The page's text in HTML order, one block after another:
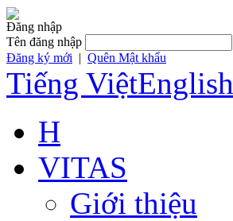
Đăng nhập
Tên đăng nhập
Đăng ký mới | Quên Mật khẩu
Tiếng ViệtEnglish
H
VITAS
Giới thiệu